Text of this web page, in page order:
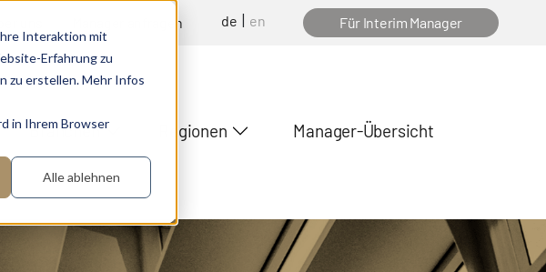
Interaktion mit
Erfahrung zu
zu erstellen. Mehr Infos
in Ihrem Browser
Alle ablehnen
Manager anfragen de en Für Interim Manager
Branchen Regionen Manager-Übersicht